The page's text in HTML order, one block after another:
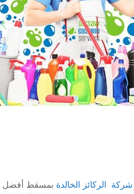
شركة الركائز الخالدة بمسقط أفضل